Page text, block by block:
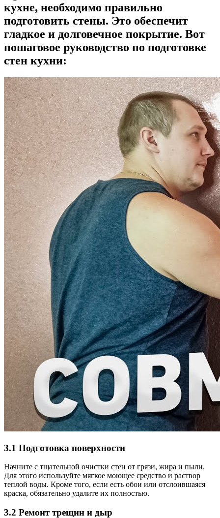
кухне, необходимо правильно
подготовить стены. Это обеспечит
гладкое и долговечное покрытие. Вот
пошаговое руководство по подготовке
стен кухни:
3.1 Подготовка поверхности
Начните с тщательной очистки стен от грязи, жира и пыли.
Для этого используйте мягкое моющее средство и раствор
теплой воды. Кроме того, если есть обои или отслоившаяся
краска, обязательно удалите их полностью.
3.2 Ремонт трещин и дыр